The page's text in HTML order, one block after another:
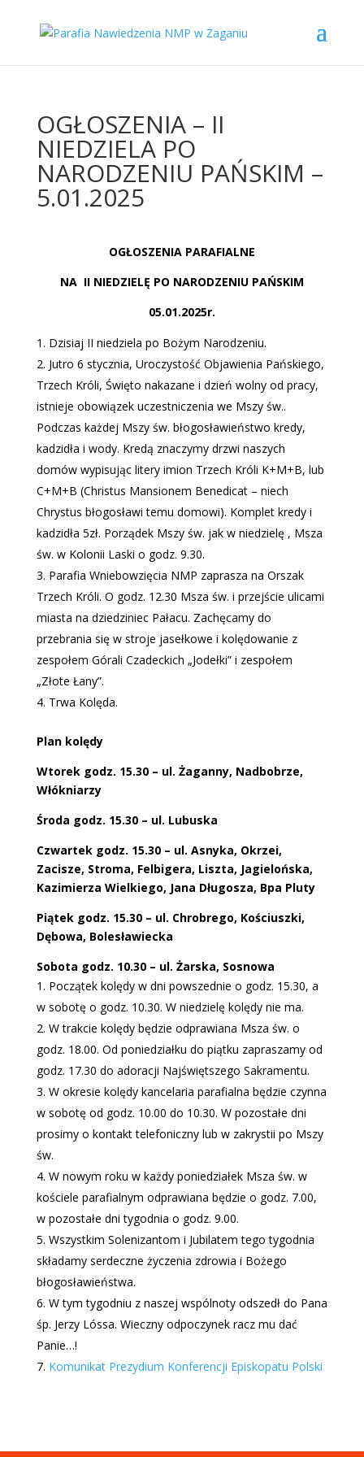
OGŁOSZENIA – II
NIEDZIELA PO
NARODZENIU PAŃSKIM –
5.01.2025
OGŁOSZENIA PARAFIALNE
NA II NIEDZIELĘ PO NARODZENIU PAŃSKIM
05.01.2025r.
Dzisiaj II niedziela po Bożym Narodzeniu.
Jutro 6 stycznia, Uroczystość Objawienia Pańskiego,
Trzech Króli, Święto nakazane i dzień wolny od pracy,
istnieje obowiązek uczestniczenia we Mszy św..
Podczas każdej Mszy św. błogosławieństwo kredy,
kadzidła i wody. Kredą znaczymy drzwi naszych
domów wypisując litery imion Trzech Króli K+M+B, lub
C+M+B (Christus Mansionem Benedicat – niech
Chrystus błogosławi temu domowi). Komplet kredy i
kadzidła 5zł. Porządek Mszy św. jak w niedzielę , Msza
św. w Kolonii Laski o godz. 9.30.
Parafia Wniebowzięcia NMP zaprasza na Orszak
Trzech Króli. O godz. 12.30 Msza św. i przejście ulicami
miasta na dziedziniec Pałacu. Zachęcamy do
przebrania się w stroje jasełkowe i kolędowanie z
zespołem Górali Czadeckich „Jodełki” i zespołem
„Złote Łany”.
Trwa Kolęda.
Plan kolędy
Wtorek godz. 15.30 – ul. Żaganny, Nadbobrze,
Włókniarzy
Środa godz. 15.30 – ul. Lubuska
Czwartek godz. 15.30 – ul. Asnyka, Okrzei,
Zacisze, Stroma, Felbigera, Liszta, Jagielońska,
Kazimierza Wielkiego, Jana Długosza, Bpa Pluty
Piątek godz. 15.30 – ul. Chrobrego, Kościuszki,
Dębowa, Bolesławiecka
Sobota godz. 10.30 – ul. Żarska, Sosnowa
Początek kolędy w dni powszednie o godz. 15.30, a
w sobotę o godz. 10.30. W niedzielę kolędy nie ma.
W trakcie kolędy będzie odprawiana Msza św. o
godz. 18.00. Od poniedziałku do piątku zapraszamy od
godz. 17.30 do adoracji Najświętszego Sakramentu.
W okresie kolędy kancelaria parafialna będzie czynna
w sobotę od godz. 10.00 do 10.30. W pozostałe dni
prosimy o kontakt telefoniczny lub w zakrystii po Mszy
św.
W nowym roku w każdy poniedziałek Msza św. w
kościele parafialnym odprawiana będzie o godz. 7.00,
w pozostałe dni tygodnia o godz. 9.00.
Wszystkim Solenizantom i Jubilatem tego tygodnia
składamy serdeczne życzenia zdrowia i Bożego
błogosławieństwa.
W tym tygodniu z naszej wspólnoty odszedł do Pana
śp. Jerzy Lóssa. Wieczny odpoczynek racz mu dać
Panie…!
Komunikat Prezydium Konferencji Episkopatu Polski